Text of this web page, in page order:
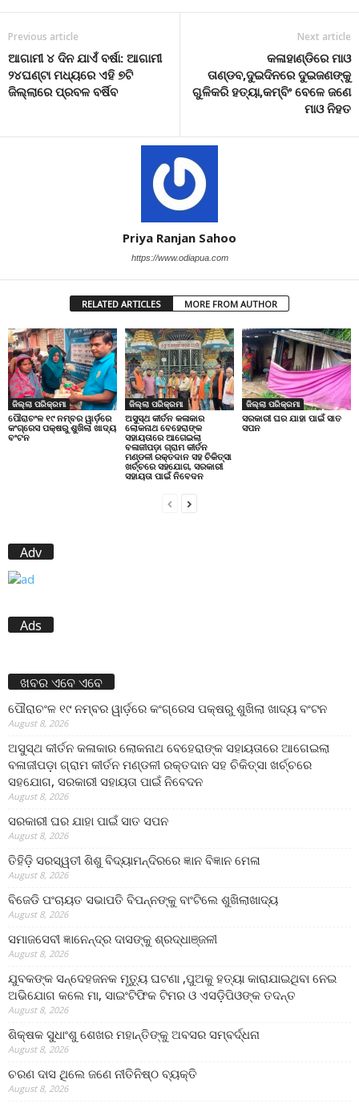
Previous article
ଆଗାମୀ ୪ ଦିନ ଯାଏଁ ବର୍ଷା: ଆଗାମୀ
୨୪ଘଣ୍ଟା ମଧ୍ୟରେ ଏହି ୭ଟି
ଜିଲ୍ଲାରେ ପ୍ରବଳ ବର୍ଷିବ
Next article
କଳାହାଣ୍ଡିରେ ମାଓ
ତାଣ୍ଡବ,ଦୁଇଦିନରେ ଦୁଇଜଣଙ୍କୁ
ଗୁଳିକରି ହତ୍ୟା,କମ୍ବିଂ ବେଳେ ଜଣେ
ମାଓ ନିହତ
Priya Ranjan Sahoo
https://www.odiapua.com
RELATED ARTICLES MORE FROM AUTHOR
ଜିଲ୍ଲା ପରିକ୍ରମା
ପୌରାଚଂଳ ୧୯ ନମ୍ବର ୱାର୍ଡ଼ରେ
କଂଗ୍ରେସ ପକ୍ଷରୁ ଶୁଖିଲା ଖାଦ୍ୟ
ବଂଟନ
ଜିଲ୍ଲା ପରିକ୍ରମା
ଅସୁସ୍ଥ କୀର୍ତନ କଳାକାର
ଲୋକନାଥ ବେହେରାଙ୍କ
ସହାୟତାରେ ଆଗେଇଲା
ବଳାଜୀପଡ଼ା ଗ୍ରାମ କୀର୍ତନ
ମଣ୍ଡଳୀ ରକ୍ତଦାନ ସହ ଚିକିତ୍ସା
ଖର୍ଚ୍ଚରେ ସହଯୋଗ, ସରକାରୀ
ସହାୟତା ପାଇଁ ନିବେଦନ
ଜିଲ୍ଲା ପରିକ୍ରମା
ସରକାରୀ ଘର ଯାହା ପାଇଁ ସାତ
ସପନ
Adv
Ads
ଖବର ଏବେ ଏବେ
ପୌରାଚଂଳ ୧୯ ନମ୍ବର ୱାର୍ଡ଼ରେ କଂଗ୍ରେସ ପକ୍ଷରୁ ଶୁଖିଲା ଖାଦ୍ୟ ବଂଟନ
August 8, 2026
ଅସୁସ୍ଥ କୀର୍ତନ କଳାକାର ଲୋକନାଥ ବେହେରାଙ୍କ ସହାୟତାରେ ଆଗେଇଲା
ବଳାଜୀପଡ଼ା ଗ୍ରାମ କୀର୍ତନ ମଣ୍ଡଳୀ ରକ୍ତଦାନ ସହ ଚିକିତ୍ସା ଖର୍ଚ୍ଚରେ
ସହଯୋଗ, ସରକାରୀ ସହାୟତା ପାଇଁ ନିବେଦନ
August 8, 2026
ସରକାରୀ ଘର ଯାହା ପାଇଁ ସାତ ସପନ
August 8, 2026
ତିହିଡି଼ ସରସ୍ୱତୀ ଶିଶୁ ବିଦ୍ୟାମନ୍ଦିରରେ ଜ୍ଞାନ ବିଜ୍ଞାନ ମେଳା
August 8, 2026
ବିଜେଡି ପଂଚାୟତ ସଭାପତି ବିପନ୍ନଙ୍କୁ ବାଂଟିଲେ ଶୁଖିଲାଖାଦ୍ୟ
August 8, 2026
ସମାଜସେବୀ ଜ୍ଞାନେନ୍ଦ୍ର ଦାସଙ୍କୁ ଶ୍ରଦ୍ଧାଞ୍ଜଳୀ
August 8, 2026
ଯୁବକଙ୍କ ସନ୍ଦେହଜନକ ମୃତ୍ୟୁ ଘଟଣା ,ପୁଅକୁ ହତ୍ୟା କାରାଯାଇଥିବା ନେଇ
ଅଭିଯୋଗ କଲେ ମା, ସାଇଂଟିଫିକ ଟିମର ଓ ଏସଡ଼ିପିଓଙ୍କ ତଦନ୍ତ
August 8, 2026
ଶିକ୍ଷକ ସୁଧାଂଶୁ ଶେଖର ମହାନ୍ତିଙ୍କୁ ଅବସର ସମ୍ବର୍ଦ୍ଧନା
August 8, 2026
ଚରଣ ଦାସ ଥିଲେ ଜଣେ ନୀତିନିଷ୍ଠ ବ୍ୟକ୍ତି
August 8, 2026